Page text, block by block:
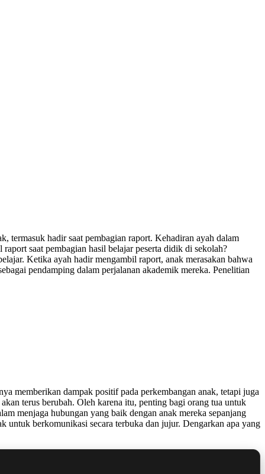
termasuk hadir saat pembagian raport. Kehadiran ayah dalam
saat pembagian hasil belajar peserta didik di sekolah?
Ketika ayah hadir mengambil raport, anak merasakan bahwa
pendamping dalam perjalanan akademik mereka. Penelitian
memberikan dampak positif pada perkembangan anak, tetapi juga
terus berubah. Oleh karena itu, penting bagi orang tua untuk
menjaga hubungan yang baik dengan anak mereka sepanjang
berkomunikasi secara terbuka dan jujur. Dengarkan apa yang